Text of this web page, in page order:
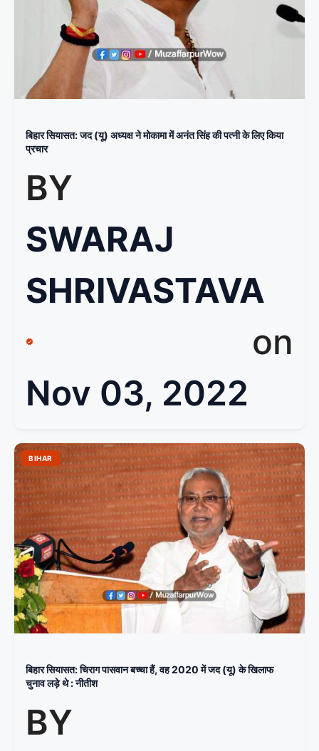
बिहार सियासत: जद (यू) अध्यक्ष ने मोकामा में अनंत सिंह की पत्नी के लिए किया
प्रचार
BY
SWARAJ
SHRIVASTAVA
on
Nov 03, 2022
BIHAR
बिहार सियासत: चिराग पासवान बच्चा हैं, वह 2020 में जद (यू) के खिलाफ
चुनाव लड़े थे : नीतीश
BY